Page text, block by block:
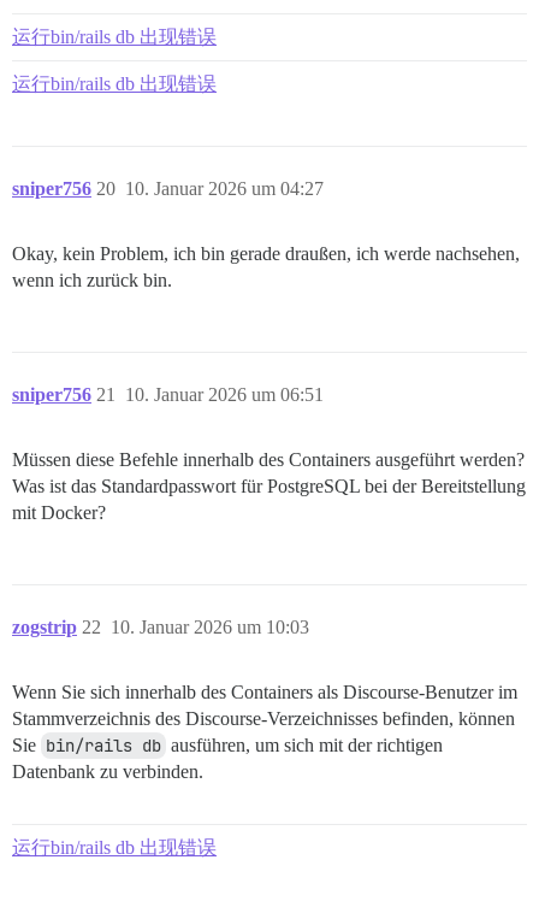
运行bin/rails db 出现错误
运行bin/rails db 出现错误
sniper756 10. Januar 2026 um 04:27
20
Okay, kein Problem, ich bin gerade draußen, ich werde nachsehen,
wenn ich zurück bin.
sniper756 10. Januar 2026 um 06:51
21
Müssen diese Befehle innerhalb des Containers ausgeführt werden?
Was ist das Standardpasswort für PostgreSQL bei der Bereitstellung
mit Docker?
zogstrip 10. Januar 2026 um 10:03
22
Wenn Sie sich innerhalb des Containers als Discourse-Benutzer im
Stammverzeichnis des Discourse-Verzeichnisses befinden, können
Sie bin/rails db ausführen, um sich mit der richtigen
Datenbank zu verbinden.
运行bin/rails db 出现错误